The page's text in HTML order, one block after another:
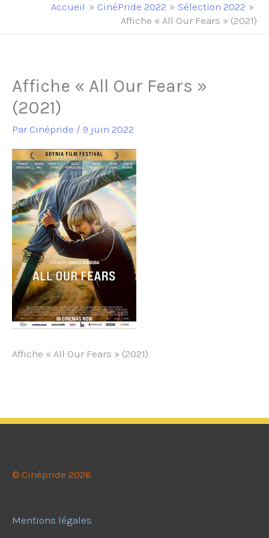
principal
Accueil CinéPride 2022
Sélection 2022
Affiche « All Our Fears » (2021)
Affiche « All Our Fears »
(2021)
Par Cinépride / 9 juin 2022
Affiche « All Our Fears » (2021)
© Cinépride 2026
Mentions légales